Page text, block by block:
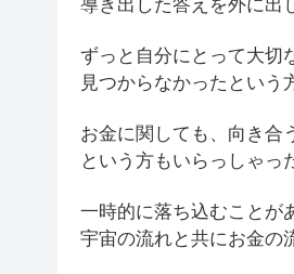
導き出した答えを外に出
ずっと自分にとって大切
見つからなかったという
お金に関しても、向き
という方もいらっしゃっ
一時的に落ち込むことが
宇宙の流れと共にお金の